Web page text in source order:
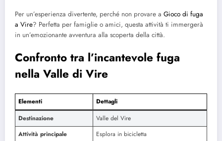
Per un’esperienza divertente, perché non provare a Gioco di fuga
a Vire? Perfetta per famiglie o amici, questa attività ti immergerà
in un’emozionante avventura alla scoperta della città.
Confronto tra l’incantevole fuga
nella Valle di Vire
Elementi
Dettagli
Destinazione
Valle del Vire
Attività principale
Esplora in bicicletta